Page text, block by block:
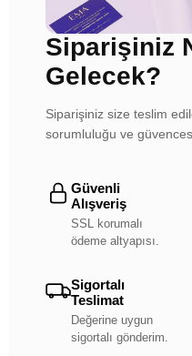
Siparişiniz
Gelecek?
Siparişiniz size teslim
sorumluluğu ve
Güvenli
Alışveriş
SSL korumalı
ödeme altyapısı.
Sigortalı
Teslimat
Değerine uygun
sigortalı gönderim.